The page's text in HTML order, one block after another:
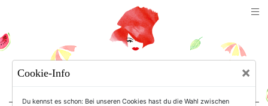
Cookie-Info ×
Du kennst es schon: Bei unseren Cookies hast du die Wahl zwischen